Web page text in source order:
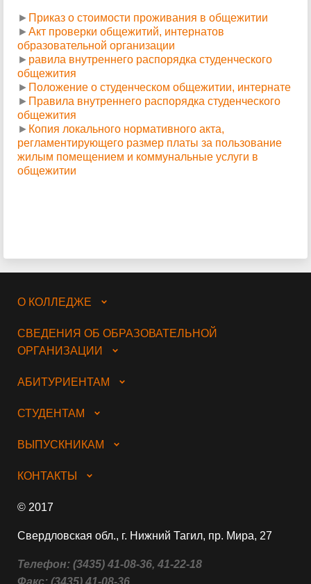
► Приказ о стоимости проживания в общежитии
► Акт проверки общежитий, интернатов
образовательной организации
► равила внутреннего распорядка студенческого
общежития
► Положение о студенческом общежитии, интернате
► П равила внутреннего распорядка студенческого
общежития
► Копия локального нормативного акта,
регламентирующего размер платы за пользование
жилым помещением и коммунальные услуги в
общежитии
О КОЛЛЕДЖЕ
СВЕДЕНИЯ ОБ ОБРАЗОВАТЕЛЬНОЙ
ОРГАНИЗАЦИИ
АБИТУРИЕНТАМ
СТУДЕНТАМ
ВЫПУСКНИКАМ
КОНТАКТЫ
© 2017
Свердловская обл., г. Нижний Тагил, пр. Мира, 27
Телефон: (3435) 41-08-36, 41-22-18
Факс: (3435) 41-08-36